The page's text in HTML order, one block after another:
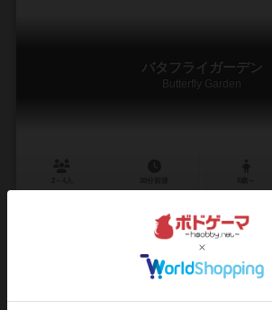
バタフライガーデン
Butterfly Garden
作品説明文の編集者を募集中
ライナー・クニツィア（Reiner Knizia）
エッケルト・フライターク（Eckhard Freytag
コリア・ボードゲームズ（Korea